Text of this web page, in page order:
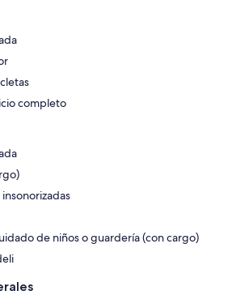
completo
de niños o guardería (con cargo)